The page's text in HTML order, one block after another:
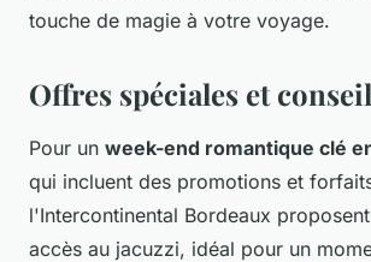
touche de magie à votre voyage.
Offres spéciales et
Pour un week-end romantique clé
qui incluent des promotions et
l'Intercontinental Bordeaux
accès au jacuzzi, idéal pour un